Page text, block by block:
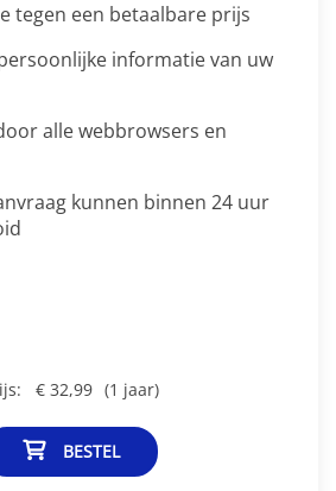
tegen een betaalbare prijs
informatie van uw
alle webbrowsers en
kunnen binnen 24 uur
€ 32,99 (1 jaar)
BESTEL